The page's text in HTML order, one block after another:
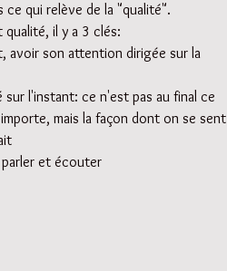
ce qui relève de la "qualité".
qualité, il y a 3 clés:
avoir son attention dirigée sur la
sur l'instant: ce n'est pas au final ce
mais la façon dont on se sent
parler et écouter